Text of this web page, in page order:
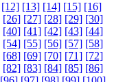
[12] [13] [14] [15] [16]
[26] [27] [28] [29] [30]
[40] [41] [42] [43] [44]
[54] [55] [56] [57] [58]
[68] [69] [70] [71] [72]
[82] [83] [84] [85] [86]